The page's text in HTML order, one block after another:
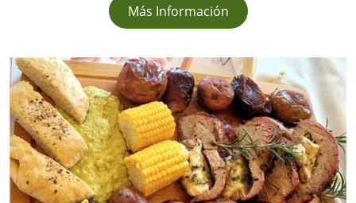
Más Información